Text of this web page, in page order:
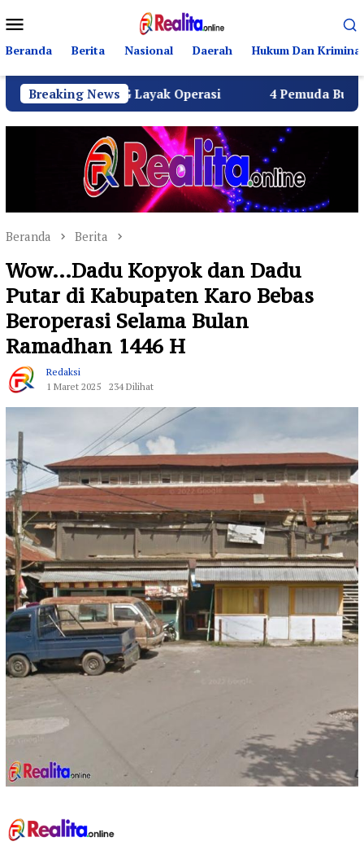
ke
kontenMobile
Beranda Berita Nasional Daerah Hukum Dan Kriminal
Breaking News
SPPG Layak Operasi 4 Pemuda Bungur Raya
Beranda Berita
Wow…Dadu Kopyok dan Dadu
Putar di Kabupaten Karo Bebas
Beroperasi Selama Bulan
Ramadhan 1446 H
Redaksi
1 Maret 2025
234 Dilihat